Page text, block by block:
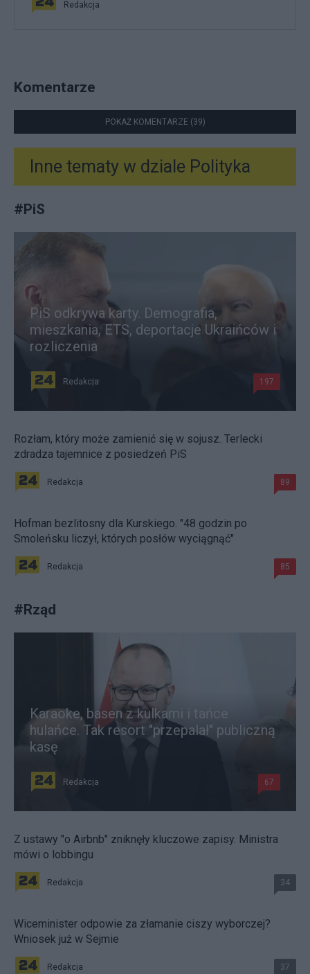
Redakcja
Komentarze
POKAŻ KOMENTARZE (39)
Inne tematy w dziale Polityka
#PiS
PiS odkrywa karty. Demografia,
mieszkania, ETS, deportacje Ukraińców i
rozliczenia
Redakcja 197
Rozłam, który może zamienić się w sojusz. Terlecki
zdradza tajemnice z posiedzeń PiS
Redakcja 89
Hofman bezlitosny dla Kurskiego. "48 godzin po
Smoleńsku liczył, których posłów wyciągnąć"
Redakcja 85
#Rząd
Karaoke, basen z kulkami i tańce
hulańce. Tak resort "przepalał" publiczną
kasę
Redakcja 67
Z ustawy "o Airbnb" zniknęły kluczowe zapisy. Ministra
mówi o lobbingu
Redakcja 34
Wiceminister odpowie za złamanie ciszy wyborczej?
Wniosek już w Sejmie
Redakcja 37